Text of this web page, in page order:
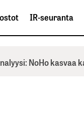
IR-seuranta
NoHo kasvaa